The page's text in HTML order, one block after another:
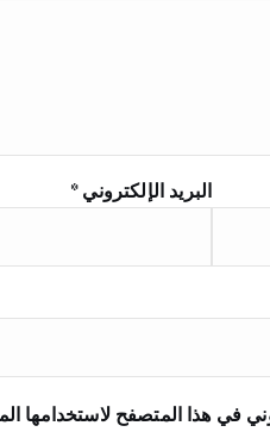
البريد الإلكتروني*
في هذا المتصفح لاستخدامها